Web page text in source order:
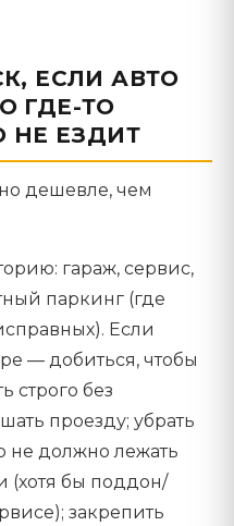
ЕСЛИ АВТО
ГДЕ-ТО
НЕ ЕЗДИТ
дешевле, чем
гараж, сервис,
паркинг (где
Если
— добиться, чтобы
строго без
проезду; убрать
не должно лежать
(хотя бы поддон/
закрепить